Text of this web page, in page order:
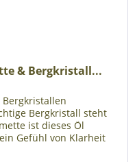
& Bergkristall...
Bergkristall steht
ist dieses Öl
Gefühl von Klarheit